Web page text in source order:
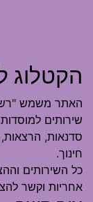
הקטלוג
האתר משמש
שירותים
סדנאות, הרצאות,
חינוך.
כל השירותים
אחריות וקשר